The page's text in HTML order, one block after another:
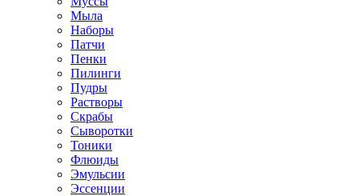
Мыла
Наборы
Патчи
Пенки
Пилинги
Пудры
Растворы
Скрабы
Сыворотки
Тоники
Флюиды
Эмульсии
Эссенции